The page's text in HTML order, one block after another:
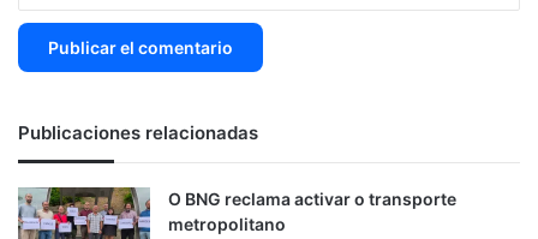
Publicaciones relacionadas
O BNG reclama activar o transporte
metropolitano